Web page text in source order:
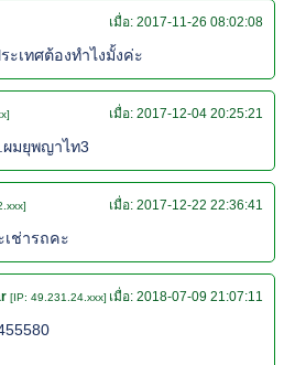
เมื่อ:2017-11-26 08:02:08
ะเทศต้องทำไงมั้งค่ะ
เมื่อ:2017-12-04 20:25:21
ผมยุพญาไท3
เมื่อ:2017-12-22 22:36:41
ช่ารถคะ
[IP: 49.231.24.xxx] เมื่อ:2018-07-09 21:07:11